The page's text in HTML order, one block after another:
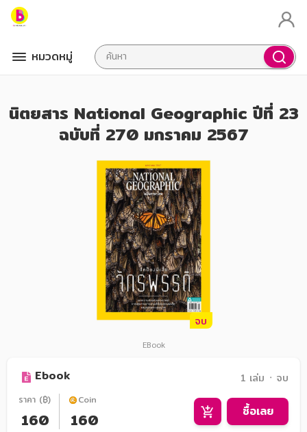
หมวดหมู่
นิตยสาร National Geographic ปีที่ 23
ฉบับที่ 270 มกราคม 2567
จบ
EBook
Ebook 1 เล่ม ᛫ จบ
ราคา (฿)
160
Coin
160 ซื้อเลย